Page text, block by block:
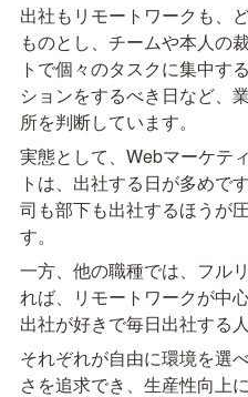
出社もリモートワークも、
ものとし、チームや本人の
トで個々のタスクに集中す
ションをするべき日など、
所を判断しています。
実態として、Webマーケテ
トは、出社する日が多めで
司も部下も出社するほうが
す。
一方、他の職種では、フル
れば、リモートワークが中
出社が好きで毎日出社する
それぞれが自由に環境を選
さを追求でき、生産性向上